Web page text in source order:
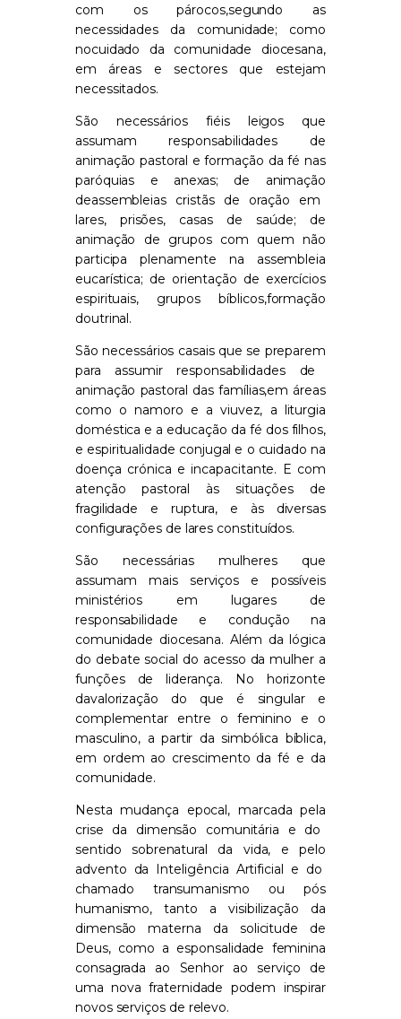
com os párocos,segundo as
necessidades da comunidade; como
nocuidado da comunidade diocesana,
em áreas e sectores que estejam
necessitados.
São necessários fiéis leigos que
assumamresponsabilidades de
animação pastoral e formação da fé nas
paróquias e anexas; de animação
deassembleias cristãs de oração em
lares, prisões, casas de saúde; de
animação de grupos com quemnão
participa plenamente na assembleia
eucarística; de orientação de exercícios
espirituais, grupos bíblicos,formação
doutrinal.
São necessários casais que se preparem
para assumir responsabilidades de
animação pastoral das famílias,em áreas
como o namoro e a viuvez, a liturgia
doméstica e a educação da fé dos filhos,
e espiritualidade conjugal e o cuidado na
doença crónica e incapacitante. E com
atenção pastoral às situações de
fragilidade e ruptura, e às diversas
configurações de lares constituídos.
São necessáriasmulheres que
assumam mais serviços e possíveis
ministérios em lugares de
responsabilidade e condução na
comunidade diocesana. Além da lógica
do debate social do acesso da mulher a
funções de liderança. No horizonte
davalorização do que é singular e
complementar entre o feminino e o
masculino, a partir da simbólica bíblica,
em ordem ao crescimento da fé e da
comunidade.
Nesta mudança epocal, marcada pela
crise da dimensão comunitária e do
sentido sobrenatural da vida, epelo
advento da Inteligência Artificial e do
chamado transumanismo ou pós
humanismo,tanto a visibilização da
dimensão materna da solicitude de
Deus,como a esponsalidade feminina
consagrada ao Senhor ao serviço de
uma novafraternidade podem inspirar
novos serviços de relevo.